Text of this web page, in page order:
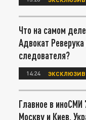
Что на самом
Адвокат
следователя?
14:24 ЭКСКЛЮЗИВ
Главное в иноСМИ
Москву и Киев.